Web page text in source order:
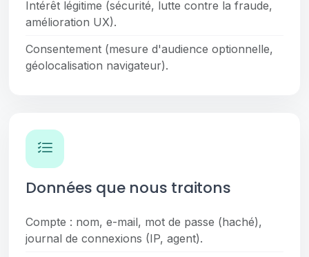
Intérêt légitime (sécurité, lutte contre la fraude,
amélioration UX).
Consentement (mesure d'audience optionnelle,
géolocalisation navigateur).
Données que nous traitons
Compte : nom, e-mail, mot de passe (haché),
journal de connexions (IP, agent).